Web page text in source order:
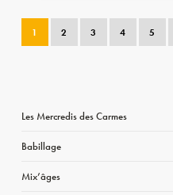
1 2 3 4 5
Les Mercredis des Carmes
Babillage
Mix’âges